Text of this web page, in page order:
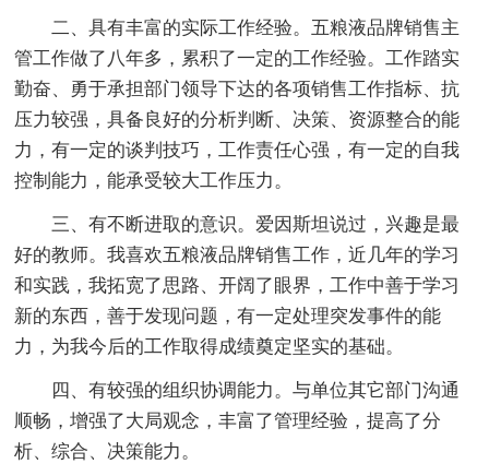
二、具有丰富的实际工作经验。五粮液品牌销售主
管工作做了八年多，累积了一定的工作经验。工作踏实
勤奋、勇于承担部门领导下达的各项销售工作指标、抗
压力较强，具备良好的分析判断、决策、资源整合的能
力，有一定的谈判技巧，工作责任心强，有一定的自我
控制能力，能承受较大工作压力。
三、有不断进取的意识。爱因斯坦说过，兴趣是最
好的教师。我喜欢五粮液品牌销售工作，近几年的学习
和实践，我拓宽了思路、开阔了眼界，工作中善于学习
新的东西，善于发现问题，有一定处理突发事件的能
力，为我今后的工作取得成绩奠定坚实的基础。
四、有较强的组织协调能力。与单位其它部门沟通
顺畅，增强了大局观念，丰富了管理经验，提高了分
析、综合、决策能力。